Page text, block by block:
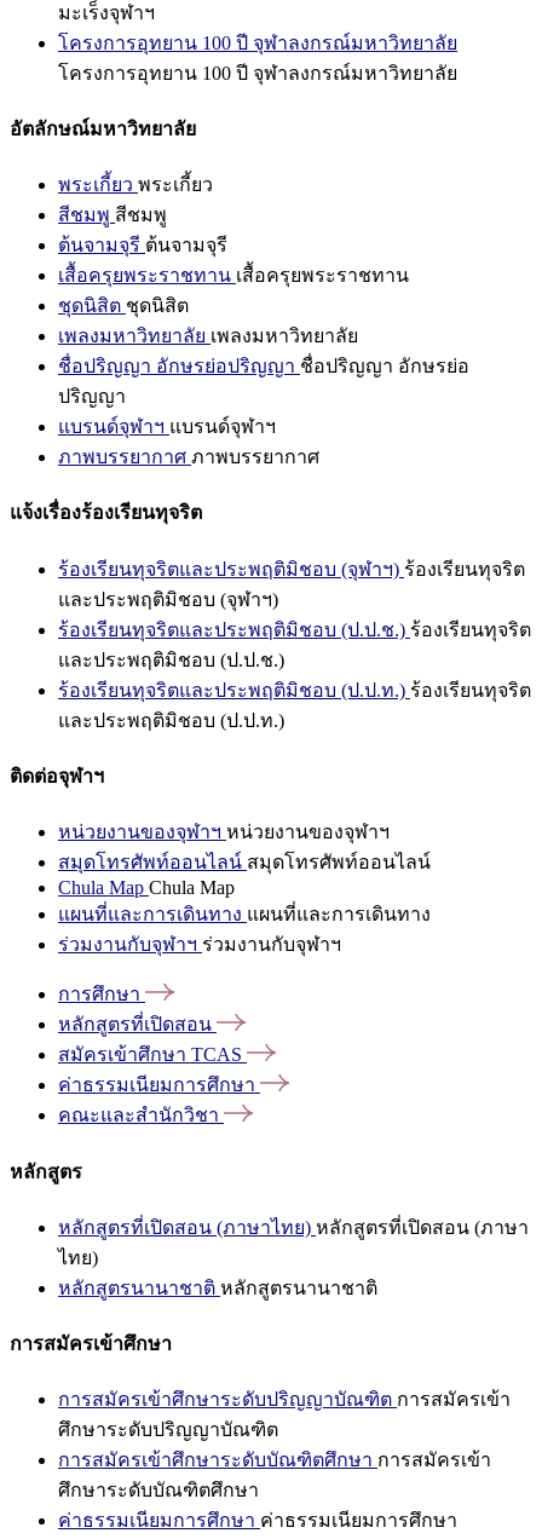
มะเร็งจุฬาฯ
โครงการอุทยาน 100 ปี จุฬาลงกรณ์มหาวิทยาลัย
โครงการอุทยาน 100 ปี จุฬาลงกรณ์มหาวิทยาลัย
อัตลักษณ์มหาวิทยาลัย
พระเกี้ยว พระเกี้ยว
สีชมพู สีชมพู
ต้นจามจุรี ต้นจามจุรี
เสื้อครุยพระราชทาน เสื้อครุยพระราชทาน
ชุดนิสิต ชุดนิสิต
เพลงมหาวิทยาลัย เพลงมหาวิทยาลัย
ชื่อปริญญา อักษรย่อปริญญา ชื่อปริญญา อักษรย่อ
ปริญญา
แบรนด์จุฬาฯ แบรนด์จุฬาฯ
ภาพบรรยากาศ ภาพบรรยากาศ
แจ้งเรื่องร้องเรียนทุจริต
ร้องเรียนทุจริตและประพฤติมิชอบ (จุฬาฯ) ร้องเรียนทุจริต
และประพฤติมิชอบ (จุฬาฯ)
ร้องเรียนทุจริตและประพฤติมิชอบ (ป.ป.ช.) ร้องเรียนทุจริต
และประพฤติมิชอบ (ป.ป.ช.)
ร้องเรียนทุจริตและประพฤติมิชอบ (ป.ป.ท.) ร้องเรียนทุจริต
และประพฤติมิชอบ (ป.ป.ท.)
ติดต่อจุฬาฯ
หน่วยงานของจุฬาฯ หน่วยงานของจุฬาฯ
สมุดโทรศัพท์ออนไลน์ สมุดโทรศัพท์ออนไลน์
Chula Map Chula Map
แผนที่และการเดินทาง แผนที่และการเดินทาง
ร่วมงานกับจุฬาฯ ร่วมงานกับจุฬาฯ
การศึกษา
หลักสูตรที่เปิดสอน
สมัครเข้าศึกษา TCAS
ค่าธรรมเนียมการศึกษา
คณะและสำนักวิชา
หลักสูตร
หลักสูตรที่เปิดสอน (ภาษาไทย) หลักสูตรที่เปิดสอน (ภาษา
ไทย)
หลักสูตรนานาชาติ หลักสูตรนานาชาติ
การสมัครเข้าศึกษา
การสมัครเข้าศึกษาระดับปริญญาบัณฑิต การสมัครเข้า
ศึกษาระดับปริญญาบัณฑิต
การสมัครเข้าศึกษาระดับบัณฑิตศึกษา การสมัครเข้า
ศึกษาระดับบัณฑิตศึกษา
ค่าธรรมเนียมการศึกษา ค่าธรรมเนียมการศึกษา